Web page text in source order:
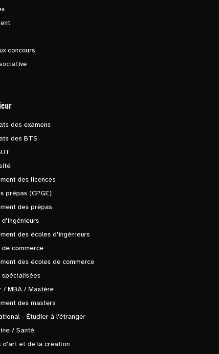
concours
des examens
des BTS
des licences
prépas (CPGE)
des prépas
d'ingénieurs
des écoles d'ingénieurs
de commerce
des écoles de commerce
spécialisées
/ MBA / Mastère
des masters
- Étudier à l'étranger
/ Santé
d'art et de la création